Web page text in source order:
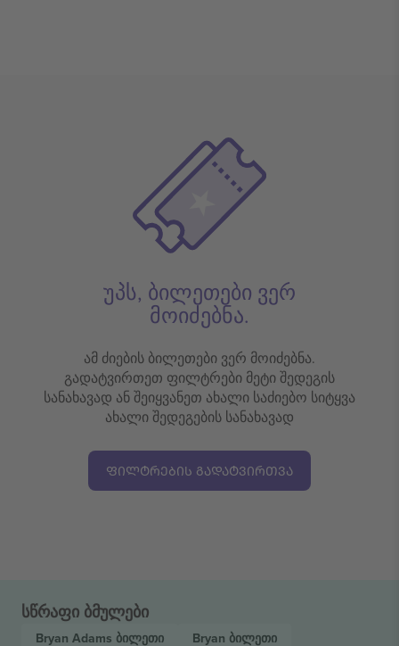
უპს, ბილეთები ვერ
მოიძებნა.
ამ ძიების ბილეთები ვერ მოიძებნა.
გადატვირთეთ ფილტრები მეტი შედეგის
სანახავად ან შეიყვანეთ ახალი საძიებო სიტყვა
ახალი შედეგების სანახავად
ᲤᲘᲚᲢᲠᲔᲑᲘᲡ ᲒᲐᲓᲐᲢᲕᲘᲠᲗᲕᲐ
სწრაფი ბმულები
Bryan Adams ბილეთი Bryan ბილეთი